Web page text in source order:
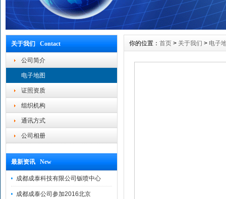
关于我们 Contact
公司简介
电子地图
证照资质
组织机构
通讯方式
公司相册
最新资讯 New
成都成泰科技有限公司钣喷中心
成都成泰公司参加2016北京
你的位置： 首页 > 关于我们 > 电子